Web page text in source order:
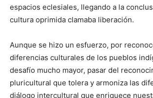
espacios eclesiales, llegando a la
cultura oprimida clamaba liberación.
Aunque se hizo un esfuerzo, por
diferencias culturales de los pueblos
desafío mucho mayor, pasar del
pluricultural que tolera y armoniza las
diálogo intercultural que enriquece